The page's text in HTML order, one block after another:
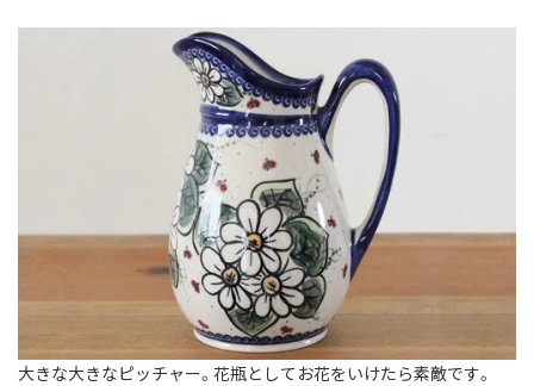
大きな大きなピッチャー。花瓶としてお花をいけたら素敵です。